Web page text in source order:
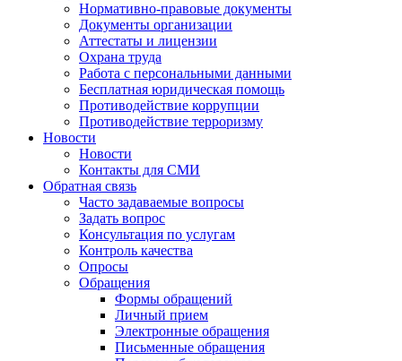
Нормативно-правовые документы
Документы организации
Аттестаты и лицензии
Охрана труда
Работа с персональными данными
Бесплатная юридическая помощь
Противодействие коррупции
Противодействие терроризму
Новости
Новости
Контакты для СМИ
Обратная связь
Часто задаваемые вопросы
Задать вопрос
Консультация по услугам
Контроль качества
Опросы
Обращения
Формы обращений
Личный прием
Электронные обращения
Письменные обращения